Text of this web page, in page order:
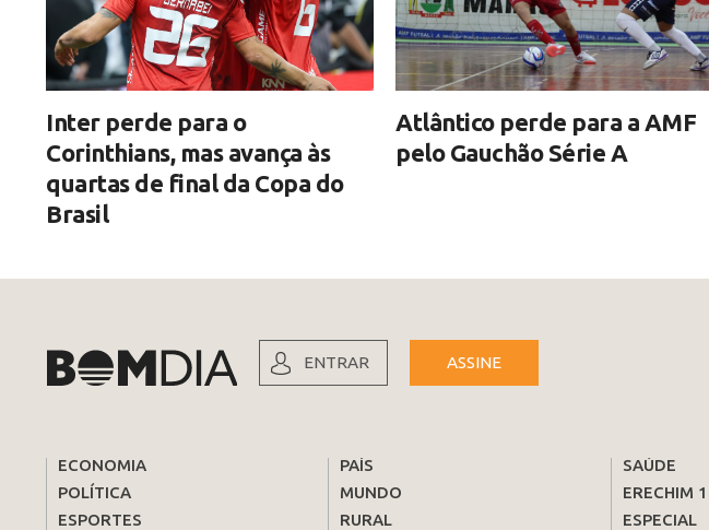
Inter perde para o
Corinthians, mas avança às
quartas de final da Copa do
Brasil
Atlântico perde para a AMF
pelo Gauchão Série A
ENTRAR ASSINE
ECONOMIA
POLÍTICA
ESPORTES
PAÍS
MUNDO
RURAL
SAÚDE
ERECHIM
ESPECIAL